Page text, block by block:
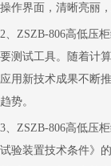
操作界面，清晰亮丽，
2、 ZSZB-806高低压
要测试工具。随着计
应用新技术成果不断
趋势。
3、 ZSZB-806高低压
试验装置技术条件》